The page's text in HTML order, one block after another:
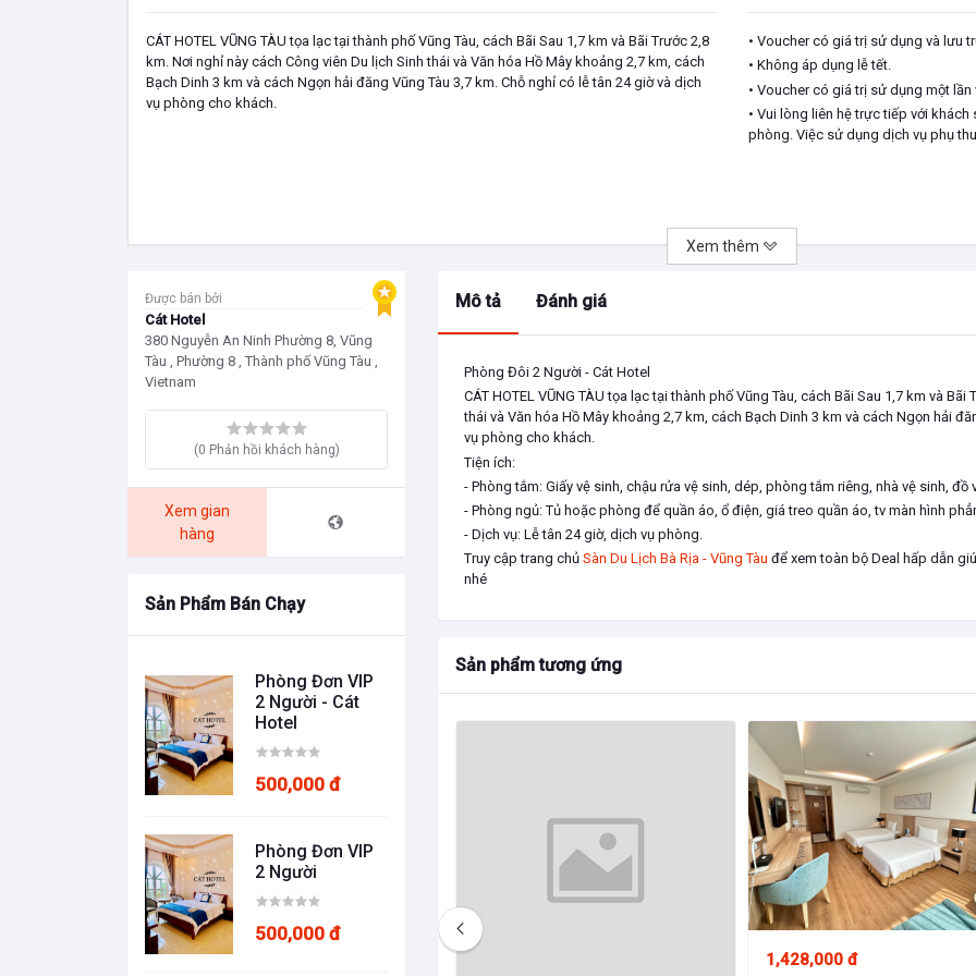
CÁT HOTEL VŨNG TÀU tọa lạc tại thành phố Vũng Tàu, cách Bãi Sau 1,7 km và Bãi Trước 2,8
km. Nơi nghỉ này cách Công viên Du lịch Sinh thái và Văn hóa Hồ Mây khoảng 2,7 km, cách
Bạch Dinh 3 km và cách Ngọn hải đăng Vũng Tàu 3,7 km. Chỗ nghỉ có lễ tân 24 giờ và dịch
vụ phòng cho khách.
• Voucher có giá trị sử dụng và lưu
• Không áp dụng lễ tết.
• Voucher có giá trị sử dụng một
• Vui lòng liên hệ trực tiếp với
phòng. Việc sử dụng dịch vụ phụ
Xem thêm
Được bán bởi
Cát Hotel
380 Nguyễn An Ninh Phường 8, Vũng
Tàu , Phường 8 , Thành phố Vũng Tàu ,
Vietnam
(0 Phản hồi khách hàng)
Xem gian
hàng
Sản Phẩm Bán Chạy
Phòng Đơn VIP
2 Người - Cát
Hotel
500,000 đ
Phòng Đơn VIP
2 Người
500,000 đ
Mô tả Đánh giá
Phòng Đôi 2 Người - Cát Hotel
CÁT HOTEL VŨNG TÀU tọa lạc tại thành phố Vũng Tàu, cách Bãi Sau 1,7 km và
thái và Văn hóa Hồ Mây khoảng 2,7 km, cách Bạch Dinh 3 km và cách Ngọn hải
vụ phòng cho khách.
Tiện ích:
- Phòng tắm: Giấy vệ sinh, chậu rửa vệ sinh, dép, phòng tắm riêng, nhà vệ sinh, đồ
- Phòng ngủ: Tủ hoặc phòng để quần áo, ổ điện, giá treo quần áo, tv màn hình
- Dịch vụ: Lễ tân 24 giờ, dịch vụ phòng.
Truy cập trang chủ Sàn Du Lịch Bà Rịa - Vũng Tàu để xem toàn bộ Deal hấp dẫn
nhé
Sản phẩm tương ứng
1,800,000 đ
1,428,000 đ